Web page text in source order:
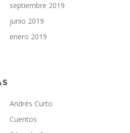
septiembre 2019
junio 2019
enero 2019
Andrés Curto
Cuentos